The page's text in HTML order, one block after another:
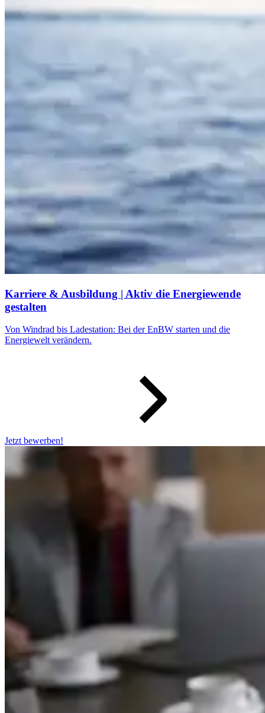
Karriere & Ausbildung | Aktiv die Energiewende
gestalten
Von Windrad bis Ladestation: Bei der EnBW starten und die
Energiewelt verändern.
Jetzt bewerben!